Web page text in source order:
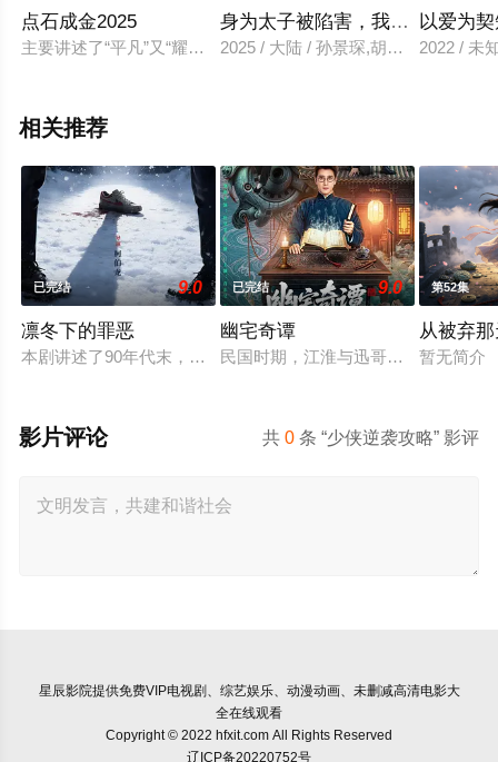
点石成金2025
主要讲述了“平凡”又“耀眼”的魏见好和重情重义的唐礼礼在机缘
身为太子被陷害，我选择落草为
2025 / 大陆 / 孙景琛,胡冬晴
以爱为
2022 / 未
相关推荐
已完结 9.0
凛冬下的罪恶
本剧讲述了90年代末，怒河市刑侦支队在无普及监控、无DNA
已完结 9.0
幽宅奇谭
民国时期，江淮与迅哥组成说书班子
第52集
从被弃
暂无简介
共0 条 “少侠逆袭攻略” 影评
影片评论
星辰影院提供免费VIP电视剧、综艺娱乐、动漫动画、未删减高清电影大
全在线观看
Copyright © 2022 hfxit.com All Rights Reserved
辽ICP备20220752号